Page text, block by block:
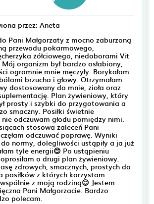
przez: Aneta
Pani Małgorzaty z mocno zaburzoną
przewodu pokarmowego,
żółciowego, niedoborami Vit
organizm był bardzo osłabiony,
ogromnie mnie męczyły. Borykałam
brzucha i głowy. Otrzymałam
dostosowany do mnie, zioła oraz
Plan żywieniowy, który
prosty i szybki do przygotowania a
smaczny. Posiłki świetnie
odczuwam głodu pomiędzy nimi.
stosowa zaleceń Pani
odczuwać poprawę. Wyniki
normy, dolegliwości ustąpiły a ja już
tyle energii😊 Po ustąpieniu
o drugi plan żywieniowy.
zdrowych, smacznych, prostych do
posiłków z których korzystam
z moją rodziną😊 Jestem
Pani Małgorzacie. Bardzo
polecam.